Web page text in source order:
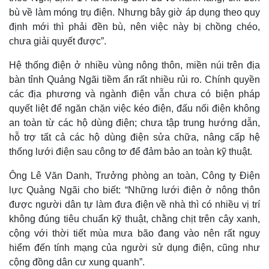
Thế giới
Quan sát
Cuộc sống đó đây
Hồ sơ
Multimedia
Video
Ảnh
E-Magazine
Infographic
bù về làm móng trụ điện. Nhưng bây giờ áp dụng theo quy
định mới thì phải đền bù, nên việc này bị chồng chéo,
chưa giải quyết được”.
Hệ thống điện ở nhiều vùng nông thôn, miền núi trên địa
bàn tỉnh Quảng Ngãi tiềm ẩn rất nhiều rủi ro. Chính quyền
các địa phương và ngành điện vẫn chưa có biện pháp
quyết liệt để ngăn chặn việc kéo điện, đấu nối điện không
an toàn từ các hộ dùng điện; chưa tập trung hướng dẫn,
hỗ trợ tất cả các hộ dùng điện sửa chữa, nâng cấp hệ
thống lưới điện sau công tơ để đảm bảo an toàn kỹ thuật.
Ông Lê Văn Danh, Trưởng phòng an toàn, Công ty Điện
lực Quảng Ngãi cho biết: “Những lưới điện ở nông thôn
được người dân tự làm đưa điện về nhà thì có nhiều vị trí
không đúng tiêu chuẩn kỹ thuật, chằng chịt trên cây xanh,
cộng với thời tiết mùa mưa bão đang vào nên rất nguy
hiểm đến tính mạng của người sử dụng điện, cũng như
cộng đồng dân cư xung quanh”.